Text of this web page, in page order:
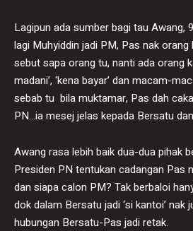
Lagipun ada sumber bagi tau Awang,
lagi Muhyiddin jadi PM, Pas nak orang
sebut sapa orang tu, nanti ada orang
madani’, ‘kena bayar’ dan macam-
sebab tu bila muktamar, Pas dah
PN…ia mesej jelas kepada Bersatu
Awang rasa lebih baik dua-dua pihak
Presiden PN tentukan cadangan Pas
dan siapa calon PM? Tak berbaloi
dok dalam Bersatu jadi ‘si kantoi’ nak
hubungan Bersatu-Pas jadi retak.